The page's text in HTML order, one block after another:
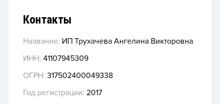
Контакты
Название: ИП Трухачева Ангелина Викторовна
ИНН: 41107945309
ОГРН: 317502400049338
Год регистрации: 2017